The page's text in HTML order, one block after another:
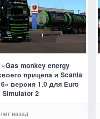
monkey energy
прицепа и Scania
версия 1.0 для Euro
Simulator 2
назад